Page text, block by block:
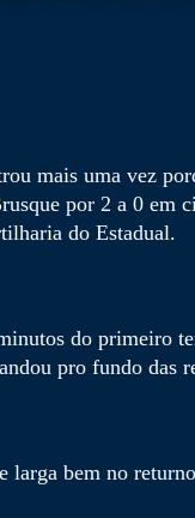
mais uma vez
por 2 a 0 em
do Estadual.
do primeiro
pro fundo das
larga bem no